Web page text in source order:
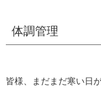
体調管理
皆様、まだまだ寒い日